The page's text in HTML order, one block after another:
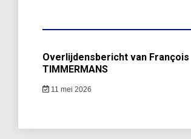
Overlijdensbericht van François
TIMMERMANS
11 mei 2026